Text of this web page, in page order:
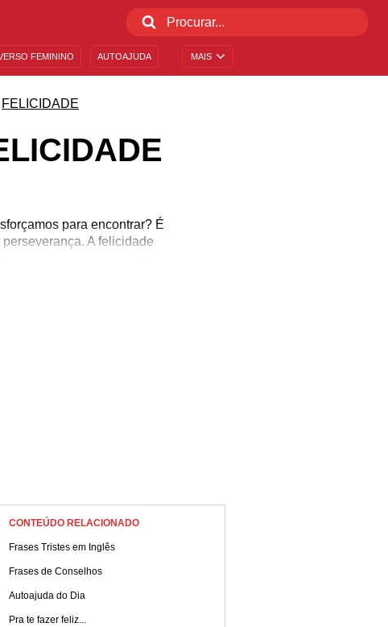
MAIS
FEMININO AUTOAJUDA
FELICIDADE
para encontrar? É
A felicidade
uma pessoa amada,
sim, por ondas
seleção de mensagens
CONTEÚDO RELACIONADO
Frases Tristes em Inglês
Frases de Conselhos
Autoajuda do Dia
Pra te fazer feliz...